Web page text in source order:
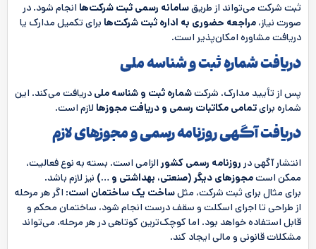
ثبت شرکت می‌تواند از طریقسامانه رسمی ثبت شرکت‌ها انجام شود. در
صورت نیاز، مراجعه حضوری به اداره ثبت شرکت‌ها برای تکمیل مدارک یا
دریافت مشاوره امکان‌پذیر است.
دریافت شماره ثبت و شناسه ملی
پس از تأیید مدارک، شرکتشماره ثبت و شناسه ملی دریافت می‌کند. این
شماره برایتمامی مکاتبات رسمی و دریافت مجوزها لازم است.
دریافت آگهی روزنامه رسمی و مجوزهای لازم
انتشار آگهی در روزنامه رسمی کشور الزامی است. بسته به نوع فعالیت،
ممکن استمجوزهای دیگر (صنعتی، بهداشتی و …) نیز لازم باشد.
برای مثال برای ثبت شرکت، مثلساخت یک ساختمان است: اگر هر مرحله
از طراحی تا اجرای اسکلت و سقف درست انجام شود، ساختمان محکم و
قابل استفاده خواهد بود. اما کوچک‌ترین کوتاهی در هر مرحله، می‌تواند
مشکلات قانونی و مالی ایجاد کند.